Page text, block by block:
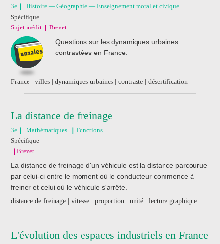
3e
Histoire — Géographie — Enseignement moral et civique
Spécifique
Sujet inédit
Brevet
Questions sur les dynamiques urbaines
contrastées en France.
France | villes | dynamiques urbaines | contraste | désertification
La distance de freinage
3e Mathématiques
Fonctions
Spécifique
Brevet
La distance de freinage d'un véhicule est la distance parcourue
par celui-ci entre le moment où le conducteur commence à
freiner et celui où le véhicule s'arrête.
distance de freinage | vitesse | proportion | unité | lecture graphique
L'évolution des espaces industriels en France